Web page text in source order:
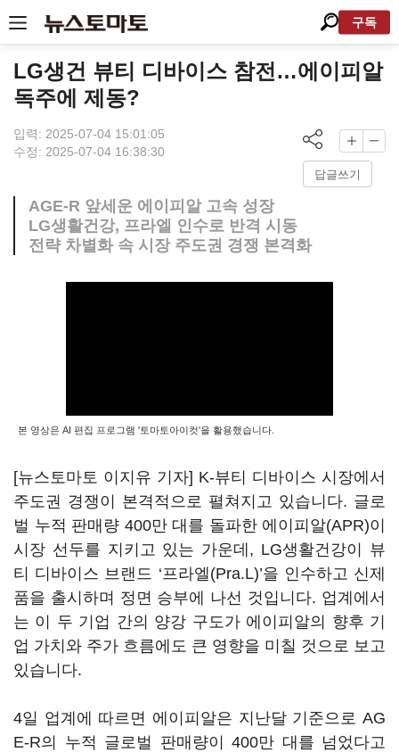
구독
LG생건 뷰티 디바이스 참전…에이피알
독주에 제동?
입력: 2025-07-04 15:01:05
수정: 2025-07-04 16:38:30
답글쓰기
AGE-R 앞세운 에이피알 고속 성장
LG생활건강, 프라엘 인수로 반격 시동
전략 차별화 속 시장 주도권 경쟁 본격화
본 영상은 AI 편집 프로그램 '토마토아이컷'을 활용했습니다.
[뉴스토마토 이지유 기자] K-뷰티 디바이스 시장에서
주도권 경쟁이 본격적으로 펼쳐지고 있습니다. 글로
벌 누적 판매량 400만 대를 돌파한 에이피알(APR)이
시장 선두를 지키고 있는 가운데, LG생활건강이 뷰
티 디바이스 브랜드 ‘프라엘(Pra.L)’을 인수하고 신제
품을 출시하며 정면 승부에 나선 것입니다. 업계에서
는 이 두 기업 간의 양강 구도가 에이피알의 향후 기
업 가치와 주가 흐름에도 큰 영향을 미칠 것으로 보고
있습니다.
4일 업계에 따르면 에이피알은 지난달 기준으로 AG
E-R의 누적 글로벌 판매량이 400만 대를 넘었다고